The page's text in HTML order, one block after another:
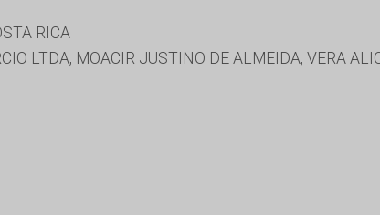
RICA
LTDA, MOACIR JUSTINO DE ALMEIDA, VERA